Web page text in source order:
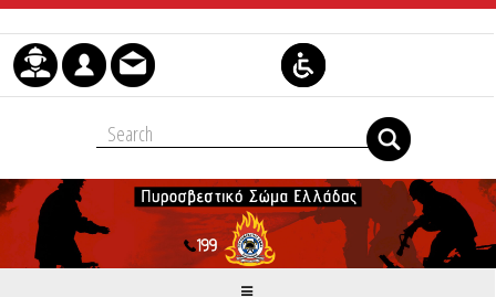
Skip to Content